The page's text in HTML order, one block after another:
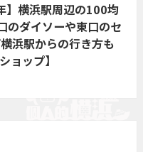
】横浜駅周辺の100均
のダイソーや東口のセ
浜駅からの行き方も
ョップ】